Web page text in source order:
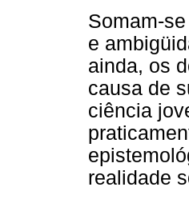
Somam-
e
ainda, os
causa de
ciência
realidade